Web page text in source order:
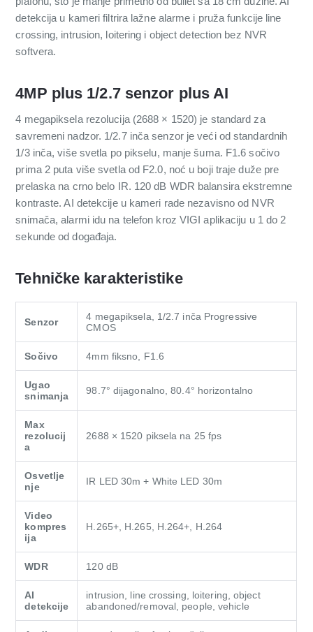
detekcija u kameri filtrira lažne alarme i pruža funkcije line
crossing, intrusion, loitering i object detection bez NVR
softvera.
4MP plus 1/2.7 senzor plus AI
4 megapiksela rezolucija (2688 × 1520) je standard za
savremeni nadzor. 1/2.7 inča senzor je veći od standardnih
1/3 inča, više svetla po pikselu, manje šuma. F1.6 sočivo
prima 2 puta više svetla od F2.0, noć u boji traje duže pre
prelaska na crno belo IR. 120 dB WDR balansira ekstremne
kontraste. AI detekcije u kameri rade nezavisno od NVR
snimača, alarmi idu na telefon kroz VIGI aplikaciju u 1 do 2
sekunde od događaja.
Tehničke karakteristike
Senzor
4 megapiksela, 1/2.7 inča Progressive
CMOS
Sočivo 4mm fiksno, F1.6
Ugao
snimanja
98.7° dijagonalno, 80.4° horizontalno
Max
rezolucij
a
2688 × 1520 piksela na 25 fps
Osvetlje
nje
IR LED 30m + White LED 30m
Video
kompres
ija
H.265+, H.265, H.264+, H.264
WDR 120 dB
AI
detekcije
intrusion, line crossing, loitering, object
abandoned/removal, people, vehicle